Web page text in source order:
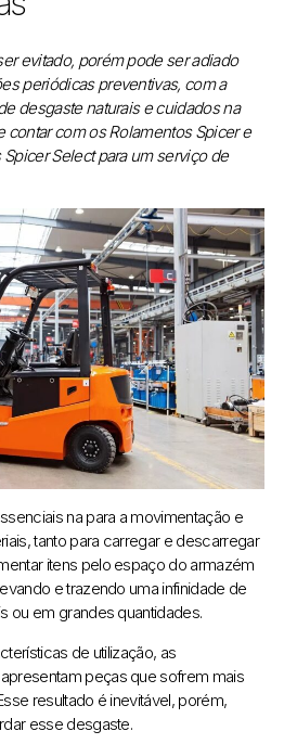
evitado, porém pode ser adiado
periódicas preventivas, com a
desgaste naturais e cuidados na
contar com os Rolamentos Spicer e
Select para um serviço de
na para a movimentação e
tanto para carregar e descarregar
itens pelo espaço do armazém
e trazendo uma infinidade de
ou em grandes quantidades.
de utilização, as
peças que sofrem mais
resultado é inevitável, porém,
esse desgaste.